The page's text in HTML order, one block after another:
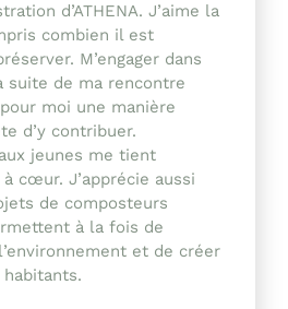
d’ATHENA. J’aime la
combien il est
M’engager dans
suite de ma rencontre
moi une manière
d’y contribuer.
jeunes me tient
cœur. J’apprécie aussi
de composteurs
à la fois de
et de créer